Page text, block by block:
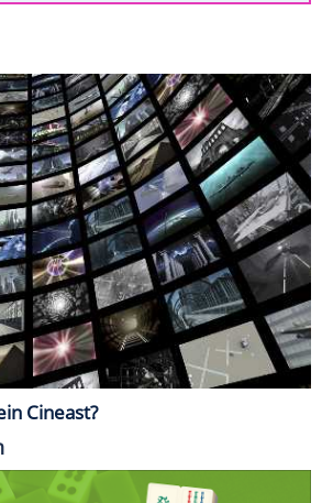
Cineast?